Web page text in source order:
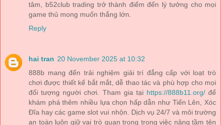
tâm, b52club trading trở thành điểm đến lý tưởng cho mọi
game thủ mong muốn thắng lớn.
Reply
hai tran 20 November 2025 at 10:32
888b mang đến trải nghiệm giải trí đẳng cấp với loạt trò
chơi được thiết kế bắt mắt, dễ thao tác và phù hợp cho mọi
đối tượng người chơi. Tham gia tại https://888b11.org/để
khám phá thêm nhiều lựa chọn hấp dẫn như Tiến Lên, Xóc
Đĩa hay các game slot vui nhộn. Dịch vụ 24/7 và môi trường
an toàn luôn giữ vai trò quan trọng trong việc nâng tầm tên